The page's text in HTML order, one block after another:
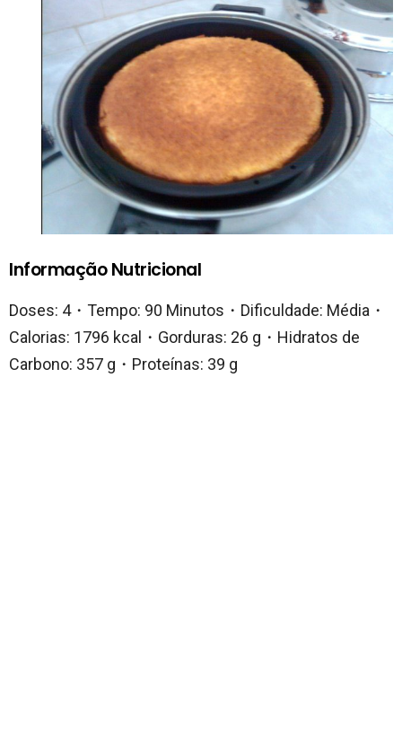
Informação Nutricional
Doses: 4・Tempo: 90 Minutos・Dificuldade: Média・
Calorias: 1796 kcal・Gorduras: 26 g・Hidratos de
Carbono: 357 g・Proteínas: 39 g